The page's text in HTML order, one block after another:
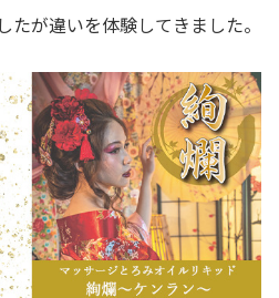
たが違いを体験してきました。